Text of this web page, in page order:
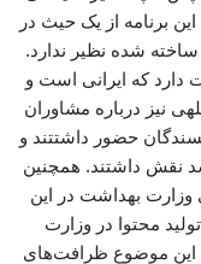
برنامه از یک حیث در
ساخته شده نظیر ندارد.
دارد که ایرانی است و
نیز درباره مشاوران
حضور داشتتند و
نقش داشتند. همچنین
بهداشت در این
محتوا در وزارت
این موضوع ظرافت‌های